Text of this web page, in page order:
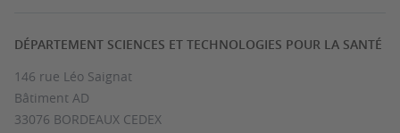
DÉPARTEMENT SCIENCES ET TECHNOLOGIES POUR LA SANTÉ
146 rue Léo Saignat
Bâtiment AD
33076 BORDEAUX CEDEX